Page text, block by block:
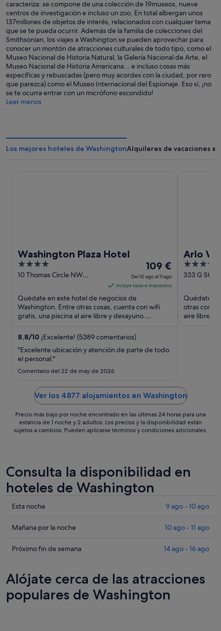
caracteriza: se compone de una colección de 19museos, nueve
centros de investigación e incluso un zoo. En total albergan unos
137millones de objetos de interés, relacionados con cualquier tema
que se te pueda ocurrir. Además de la familia de colecciones del
Smithsonian, los viajes a Washington se pueden aprovechar para
conocer un montón de atracciones culturales de todo tipo, como el
Museo Nacional de Historia Natural, la Galería Nacional de Arte, el
Museo Nacional de Historia Americana... e incluso cosas más
específicas y rebuscadas (pero muy acordes con la ciudad, por raro
que parezca) como el Museo Internacional del Espionaje. Eso sí, ¡no
se te ocurra entrar con un micrófono escondido!
Leer menos
Los mejores hoteles de WashingtonAlquileres de vacaciones
Washington Plaza Hotel
4
out
5
10 Thomas Circle NW
El
precio
es
109 €
por
10
ago
109 €
Del 10 ago al 11 ago
incluye tasas e impuestos
Quédate en este hotel de negocios de
Washington. Entre otras cosas, cuenta con wifi
gratis, una piscina al aire libre y desayuno.
8,8/10 ¡Excelente! (5389 comentarios)
"Excelente ubicación y atención de parte de todo
el personal."
Comentario del 22 de may de 2026
Arlo
4
out
5
333 G St
Quédate
otras
aire libre y
Ver los 4877 alojamientos en Washington
Precio más bajo por noche encontrado en las últimas 24 horas para una
estancia de 1 noche y 2 adultos. Los precios y la disponibilidad están
sujetos a cambios. Pueden aplicarse términos y condiciones adicionales.
Consulta la disponibilidad en
hoteles de Washington
Comprueba
precios
Washington
noche,
ago
Esta noche 9 ago - 10 ago
Comprueba
precios
para
mañana
por
Mañana por la noche 10 ago - 11 ago
Comprueba
en
Washington
para
Próximo fin de semana 14 ago - 16 ago
Alójate cerca de las atracciones
populares de Washington